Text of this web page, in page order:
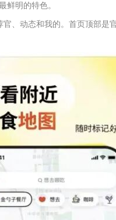
鲜明的特色。
、动态和我的。首页顶部